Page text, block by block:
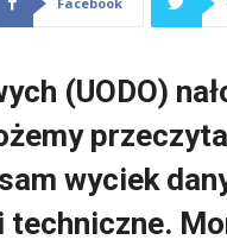
(UODO)
wyciek